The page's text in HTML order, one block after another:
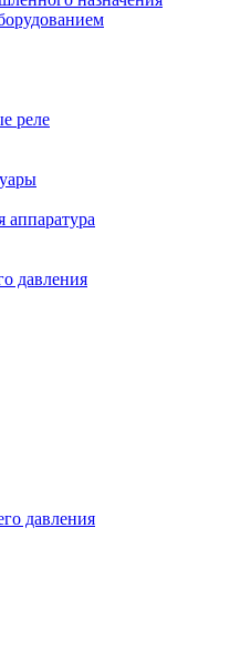
реле
аппаратура
давления
давления